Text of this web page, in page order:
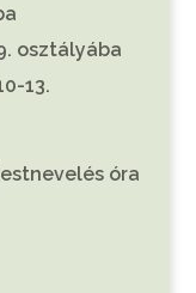
osztályába
13.
óra